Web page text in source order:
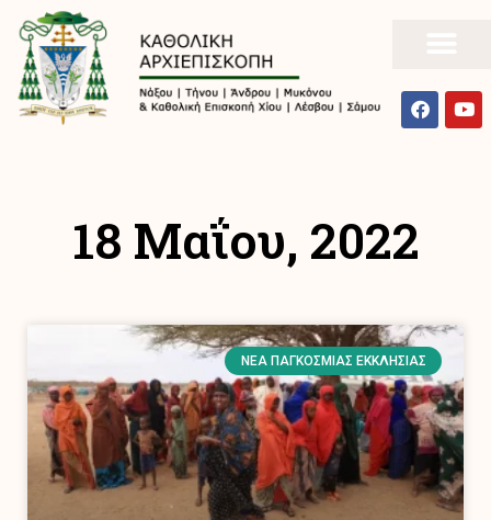
18 Μαΐου, 2022
ΝΈΑ ΠΑΓΚΌΣΜΙΑΣ ΕΚΚΛΗΣΊΑΣ